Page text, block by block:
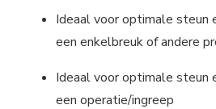
Ideaal voor optimale steun
een enkelbreuk of andere
Ideaal voor optimale steun
een operatie/ingreep